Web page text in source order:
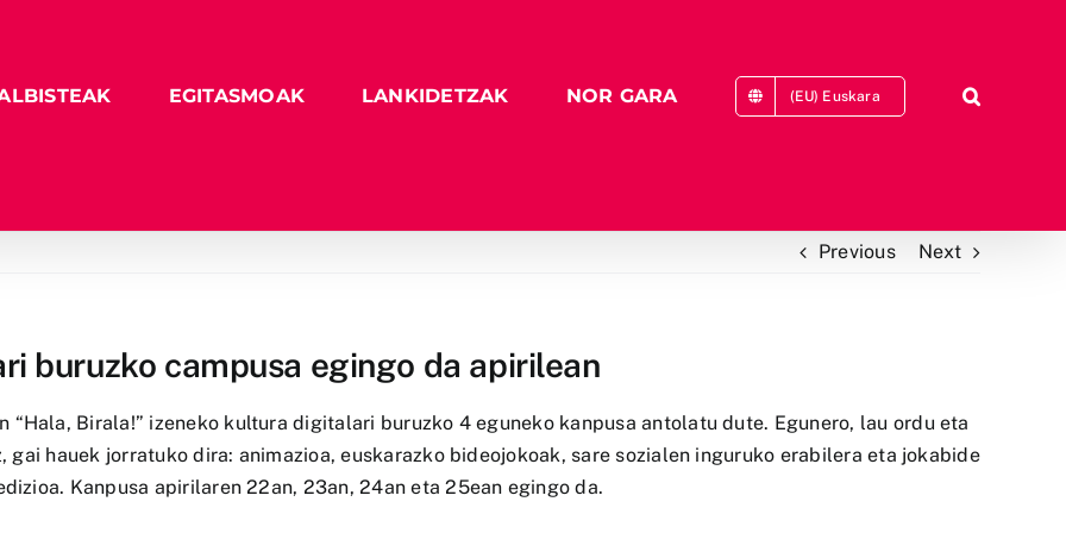
EGITASMOAK LANKIDETZAK NOR GARA (EU) Euskara
Previous Next
buruzko campusa egingo da apirilean
Birala!” izeneko kultura digitalari buruzko 4 eguneko kanpusa antolatu dute. Egunero, lau ordu eta
hauek jorratuko dira: animazioa, euskarazko bideojokoak, sare sozialen inguruko erabilera eta jokabide
Kanpusa apirilaren 22an, 23an, 24an eta 25ean egingo da.